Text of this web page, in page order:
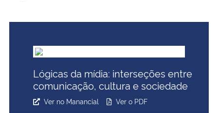
Ministério de Minas e Energia
Ministério da Ciência, Tecnologia, Inovações e Comunicações
Lógicas da mídia: interseções entre
comunicação, cultura e sociedade
Ver no Manancial Ver o PDF